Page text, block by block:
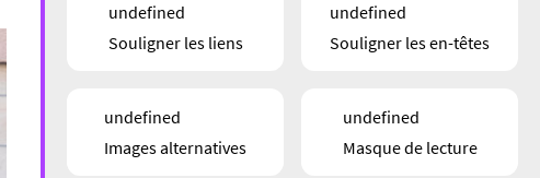
undefined
Souligner les liens
undefined
Souligner les en-têtes
undefined
Images alternatives
undefined
Masque de lecture